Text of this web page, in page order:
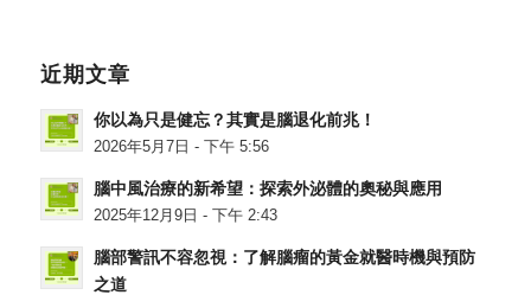
近期文章
你以為只是健忘？其實是腦退化前兆！
2026年5月7日 - 下午 5:56
腦中風治療的新希望：探索外泌體的奧秘與應用
2025年12月9日 - 下午 2:43
腦部警訊不容忽視：了解腦瘤的黃金就醫時機與預防
之道